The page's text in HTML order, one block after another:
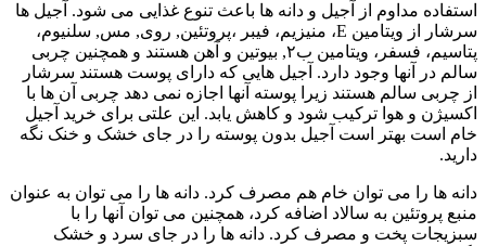
استفاده مداوم از آجیل و دانه ها باعث تنوع غذایی می شود. آجیل ها
سرشار از ویتامین E، منیزیم، فیبر ،پروتئین, روی, مس, سلنیوم،
پتاسیم، فسفر، ویتامین ب۲, بیوتین و آهن هستند و همچنین چربی
سالم در آنها وجود دارد. آجیل هایی که دارای پوست هستند سرشار
از چربی سالم هستند زیرا پوسته آنها اجازه نمی دهد چربی آن ها با
اکسیژن و هوا ترکیب شود و کاهش یابد. این علتی برای خرید آجیل
خام است بهتر است آجیل بدون پوسته را در جای خشک و خنک نگه
دارید.
دانه ها را می توان خام هم مصرف کرد. دانه ها را می توان به عنوان
منبع پروتئین به سالاد اضافه کرد، همچنین می توان آنها را با
سبزیجات پخت و مصرف کرد. دانه ها را در جای سرد و خشک